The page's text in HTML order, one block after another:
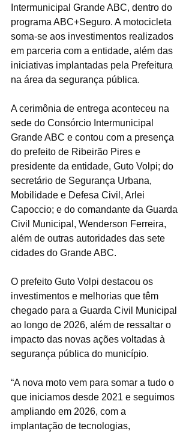
Intermunicipal Grande ABC, dentro do
programa ABC+Seguro. A motocicleta
soma-se aos investimentos realizados
em parceria com a entidade, além das
iniciativas implantadas pela Prefeitura
na área da segurança pública.
A cerimônia de entrega aconteceu na
sede do Consórcio Intermunicipal
Grande ABC e contou com a presença
do prefeito de Ribeirão Pires e
presidente da entidade, Guto Volpi; do
secretário de Segurança Urbana,
Mobilidade e Defesa Civil, Arlei
Capoccio; e do comandante da Guarda
Civil Municipal, Wenderson Ferreira,
além de outras autoridades das sete
cidades do Grande ABC.
O prefeito Guto Volpi destacou os
investimentos e melhorias que têm
chegado para a Guarda Civil Municipal
ao longo de 2026, além de ressaltar o
impacto das novas ações voltadas à
segurança pública do município.
“A nova moto vem para somar a tudo o
que iniciamos desde 2021 e seguimos
ampliando em 2026, com a
implantação de tecnologias,